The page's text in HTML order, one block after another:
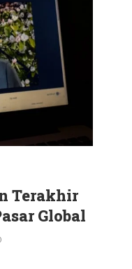
Terakhir
Global